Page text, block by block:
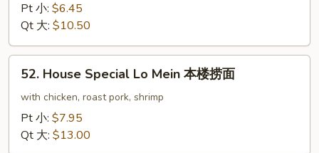
Mein
菜
捞
Pt 小: $6.45
Qt 大: $10.50
House
Special
Mein
52. House Special Lo Mein 本楼捞面
with chicken, roast pork, shrimp
Pt 小: $7.95
Qt 大: $13.00